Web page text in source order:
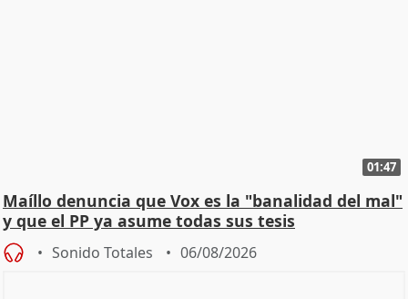
01:47
Maíllo denuncia que Vox es la "banalidad del mal"
y que el PP ya asume todas sus tesis
Sonido Totales 06/08/2026